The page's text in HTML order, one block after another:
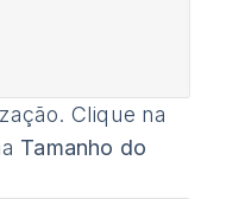
Clique na
Tamanho do